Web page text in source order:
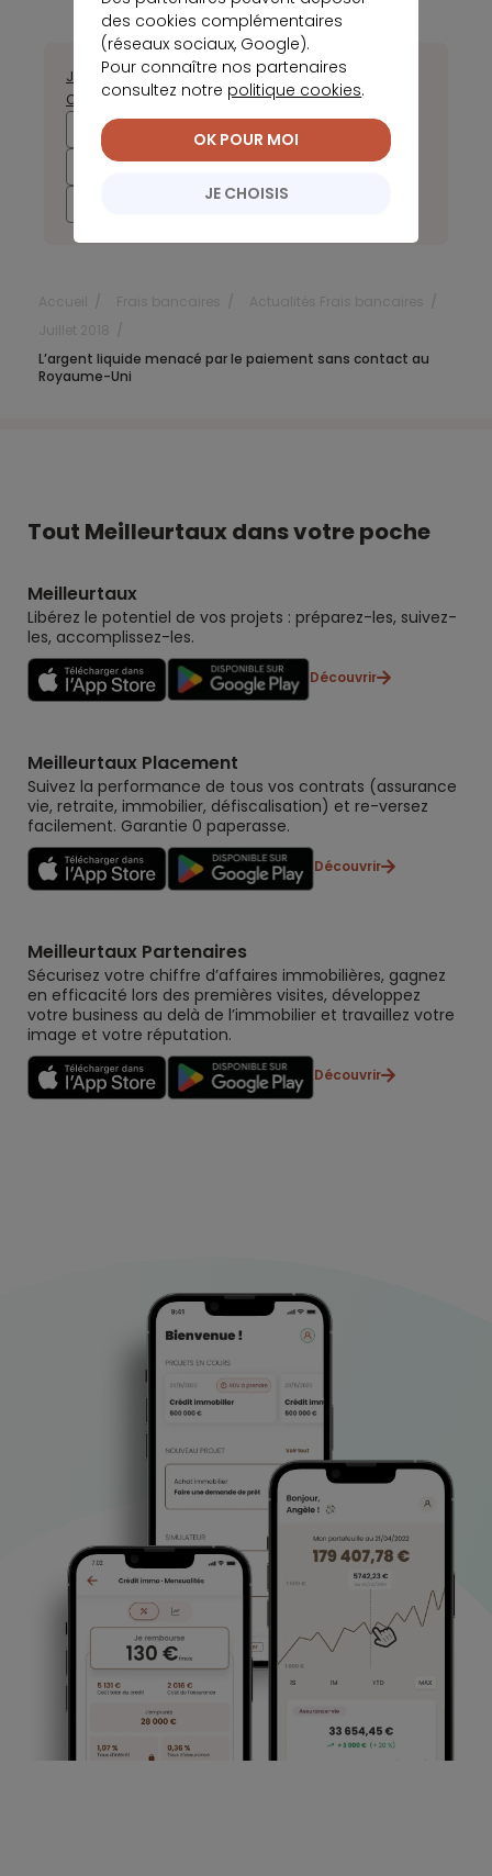
2025
2021
2020 2019
2018
JanvierFévrierMarsAvril MaiJuinJuilletAoûtSeptembre
OctobreNovembre Décembre
L’argent liquide menacé par le paiement sans contact au
Royaume-Uni
Tout Meilleurtaux dans votre poche
Meilleurtaux
Libérez le potentiel de vos projets : préparez-les, suivez-
les, accomplissez-les.
Découvrir
Meilleurtaux Placement
Suivez la performance de tous vos contrats (assurance
vie, retraite, immobilier, défiscalisation) et re-versez
facilement. Garantie 0 paperasse.
Découvrir
Meilleurtaux Partenaires
Sécurisez votre chiffre d’affaires immobilières, gagnez
en efficacité lors des premières visites, développez
votre business au delà de l’immobilier et travaillez votre
image et votre réputation.
Découvrir
des cookies complémentaires
(réseaux sociaux, Google).
Pour connaître nos partenaires
consultez notre politique cookies.
JE CHOISIS
OK POUR MOI